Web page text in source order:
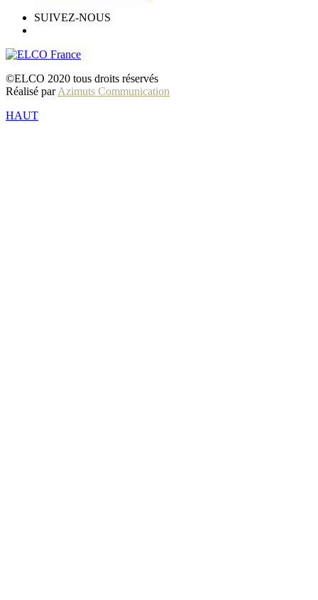
SUIVEZ-NOUS
©ELCO 2020 tous droits réservés
Réalisé parAzimuts Communication
HAUT